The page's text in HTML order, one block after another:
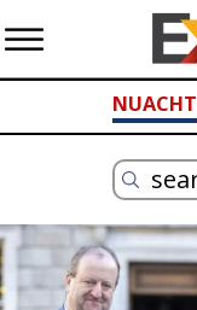
NUACHT